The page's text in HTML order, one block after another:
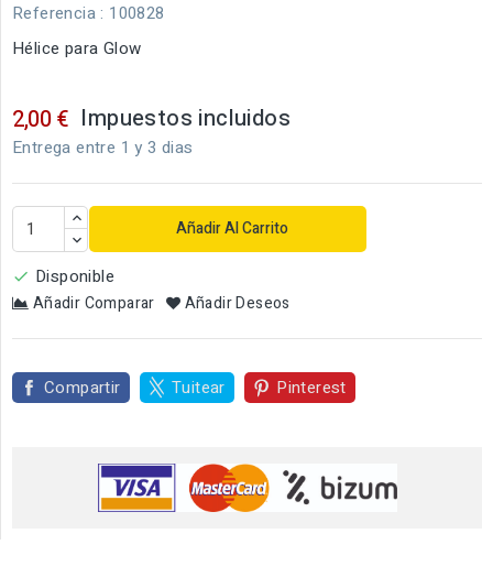
Referencia : 100828
Hélice para Glow
2,00 € Impuestos incluidos
Entrega entre 1 y 3 dias
Añadir Al Carrito
 Disponible
Añadir Comparar Añadir Deseos
Compartir Tuitear Pinterest